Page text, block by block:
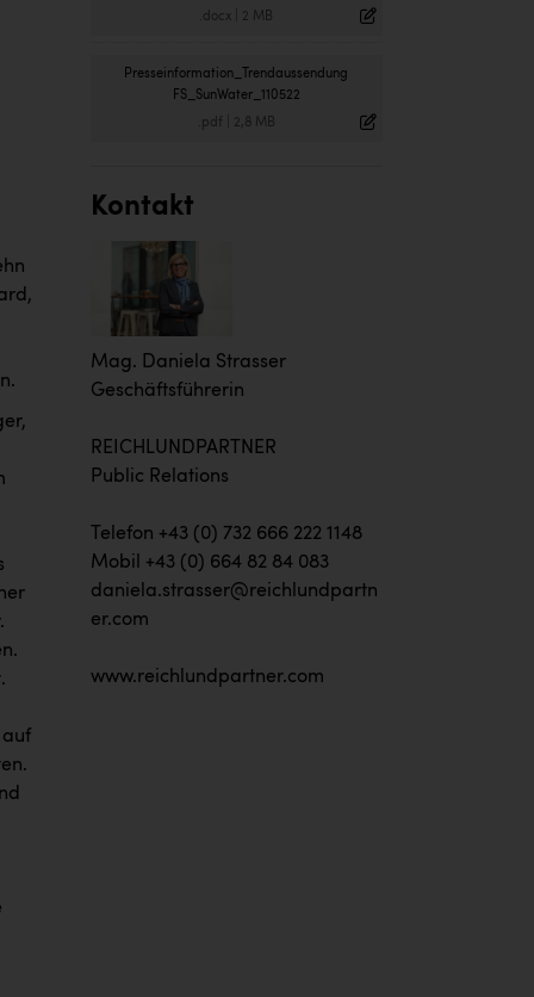
auf
.docx 2 MB
Presseinformation_Trendaussendung
FS_SunWater_110522
.pdf 2,8 MB
Kontakt
Mag. Daniela Strasser
Geschäftsführerin
REICHLUNDPARTNER
Public Relations
Telefon +43 (0) 732 666 222 1148
Mobil +43 (0) 664 82 84 083
daniela.strasser@reichlundpartn
er.com
www.reichlundpartner.com